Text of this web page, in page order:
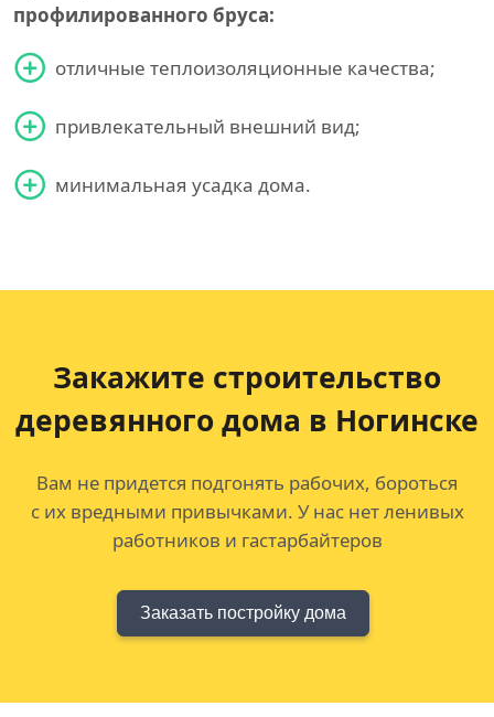
профилированного бруса:
отличные теплоизоляционные качества;
привлекательный внешний вид;
минимальная усадка дома.
Закажите строительство
деревянного дома в Ногинске
Вам не придется подгонять рабочих, бороться
с их вредными привычками. У нас нет ленивых
работников и гастарбайтеров
Заказать постройку дома